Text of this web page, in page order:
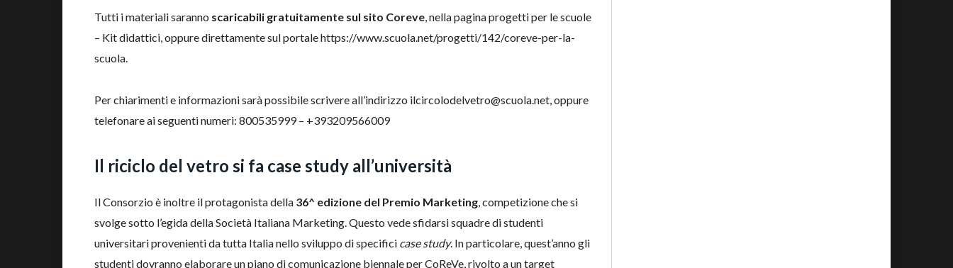
Tutti i materiali saranno scaricabili gratuitamente sul sito Coreve, nella pagina progetti per le scuole
– Kit didattici, oppure direttamente sul portale https://www.scuola.net/progetti/142/coreve-per-la-
scuola.
Per chiarimenti e informazioni sarà possibile scrivere all’indirizzo ilcircolodelvetro@scuola.net, oppure
telefonare ai seguenti numeri: 800535999 – +393209566009
Il riciclo del vetro si fa case study all’università
Il Consorzio è inoltre il protagonista della 36^ edizione del Premio Marketing, competizione che si
svolge sotto l’egida della Società Italiana Marketing. Questo vede sfidarsi squadre di studenti
universitari provenienti da tutta Italia nello sviluppo di specifici case study. In particolare, quest’anno gli
studenti dovranno elaborare un piano di comunicazione biennale per CoReVe, rivolto a un target